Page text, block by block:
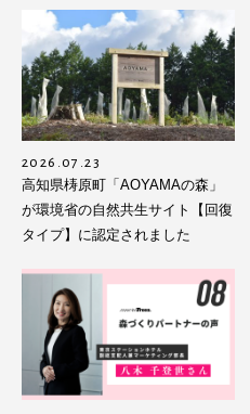
2026.07.23
高知県梼原町「AOYAMAの森」
が環境省の自然共生サイト【回復
タイプ】に認定されました